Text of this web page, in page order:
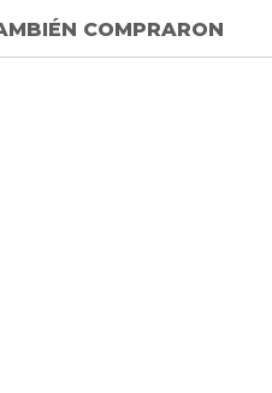
COMPRARON